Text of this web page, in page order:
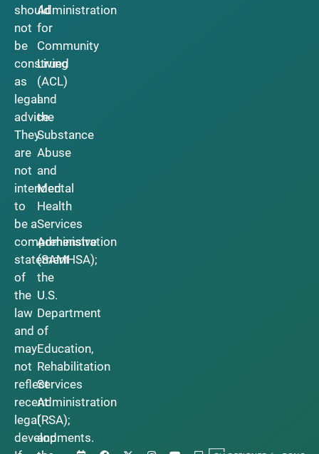
should
not
be
construed
as
legal
advice.
They
are
not
intended
to
be a
comprehensive
statement
of
the
law
and
may
not
reflect
recent
legal
developments.
Administration
for
Community
Living
(ACL)
and
the
Substance
Abuse
and
Mental
Health
Services
Administration
(SAMHSA);
the
U.S.
Department
of
Education,
Rehabilitation
Services
Administration
(RSA);
and